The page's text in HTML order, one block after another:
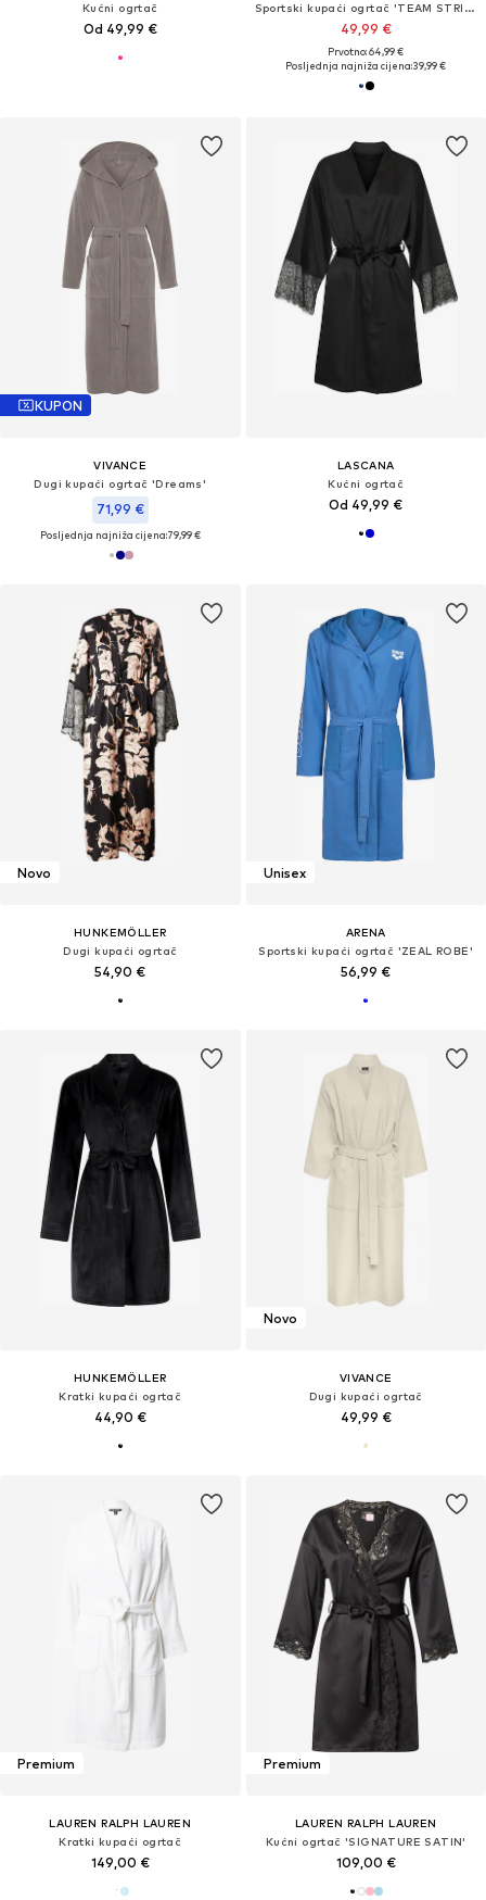
Kućni ogrtač
Od 49,99 €
Sportski kupaći ogrtač 'TEAM STRIPE'
49,99 €
Prvotno: 64,99 €
Posljednja najniža cijena:39,99 €
KUPON
VIVANCE
Dugi kupaći ogrtač 'Dreams'
71,99 €
Posljednja najniža cijena:79,99 €
LASCANA
Kućni ogrtač
Od 49,99 €
Novo
HUNKEMÖLLER
Dugi kupaći ogrtač
54,90 €
Unisex
ARENA
Sportski kupaći ogrtač 'ZEAL ROBE'
56,99 €
HUNKEMÖLLER
Kratki kupaći ogrtač
44,90 €
Novo
VIVANCE
Dugi kupaći ogrtač
49,99 €
Premium
LAUREN RALPH LAUREN
Kratki kupaći ogrtač
149,00 €
Premium
LAUREN RALPH LAUREN
Kućni ogrtač 'SIGNATURE SATIN'
109,00 €